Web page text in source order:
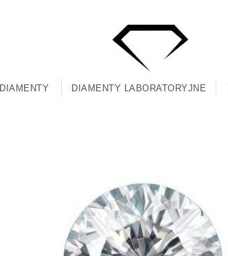
DIAMENTY DIAMENTY LABORATORYJNE